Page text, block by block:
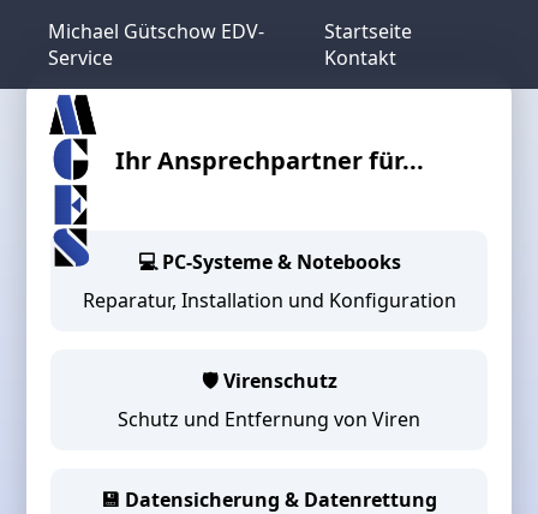
Michael Gütschow EDV-
Service
Startseite
Kontakt
Ihr Ansprechpartner für...
💻PC-Systeme & Notebooks
Reparatur, Installation und Konfiguration
🛡️Virenschutz
Schutz und Entfernung von Viren
💾 Datensicherung & Datenrettung